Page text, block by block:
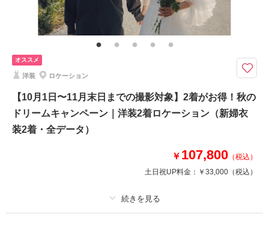
その他含むもの
★通常149,600円が65%OFF! ※2着目のヘアメイクチェンジご希望の場合、
11,000円追加 ※ブーケ（1スタイルにつき）をご希望の場合は別途5,500
円〜 ※衣装持ち込み料（衣装1点）…新婦33,000円、新郎11,000円
2着だから広がる、魅力あふれるフォトストーリー。お得なキャンペーンで
〈含まれるもの〉
・全データ（基本補正）
・衣装（新郎新婦）
相談予約する 撮影日の空き
オススメ
洋装 ロケーション
【10月1日〜11月末日までの撮影対象】2着がお得！秋の
ドリームキャンペーン｜洋装2着ロケーション（新婦衣
装2着・全データ）
￥ 107,800 （税込）
土日祝UP料金： ￥33,000 （税込）